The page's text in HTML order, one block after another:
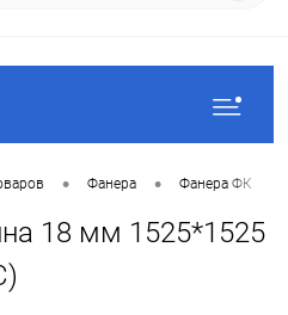
• Фанера • Фанера ФК
18 мм 1525*1525